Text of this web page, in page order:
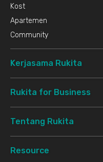
Kost
Apartemen
Community
Kerjasama Rukita
Rukita for Business
Tentang Rukita
Resource